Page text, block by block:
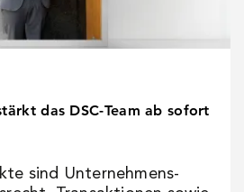
das DSC-Team ab sofort
sind Unternehmens-